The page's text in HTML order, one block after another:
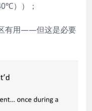
））；
有用——但这是必要